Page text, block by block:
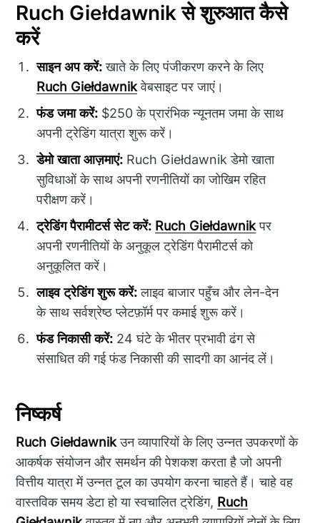
Ruch Giełdawnik से शुरुआत कैसे
करें
साइन अप करें:खाते के लिए पंजीकरण करने के लिए
Ruch Giełdawnikवेबसाइट पर जाएं।
फंड जमा करें: $250 के प्रारंभिक न्यूनतम जमा के साथ
अपनी ट्रेडिंग यात्रा शुरू करें।
डेमो खाता आज़माएं: Ruch Giełdawnik डेमो खाता
सुविधाओं के साथ अपनी रणनीतियों का जोखिम रहित
परीक्षण करें।
ट्रेडिंग पैरामीटर्स सेट करें: Ruch Giełdawnikपर
अपनी रणनीतियों के अनुकूल ट्रेडिंग पैरामीटर्स को
अनुकूलित करें।
लाइव ट्रेडिंग शुरू करें:लाइव बाजार पहुँच और लेन-देन
के साथ सर्वश्रेष्ठ प्लेटफ़ॉर्म पर कमाई शुरू करें।
फंड निकासी करें: 24 घंटे के भीतर प्रभावी ढंग से
संसाधित की गई फंड निकासी की सादगी का आनंद लें।
निष्कर्ष
Ruch Giełdawnikउन व्यापारियों के लिए उन्नत उपकरणों के
आकर्षक संयोजन और समर्थन की पेशकश करता है जो अपनी
वित्तीय यात्रा में उन्नत टूल का उपयोग करना चाहते हैं। चाहे वह
वास्तविक समय डेटा हो या स्वचालित ट्रेडिंग, Ruch